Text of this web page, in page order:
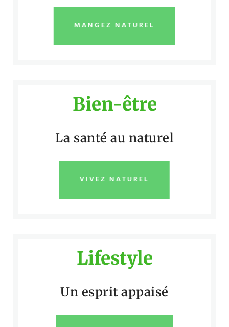
MANGEZ NATUREL
Bien-être
La santé au naturel
VIVEZ NATUREL
Lifestyle
Un esprit appaisé